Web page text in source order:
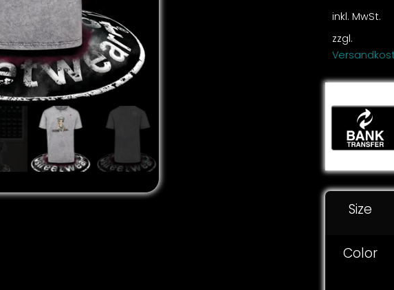
inkl. MwSt.
zzgl.
Size
Color